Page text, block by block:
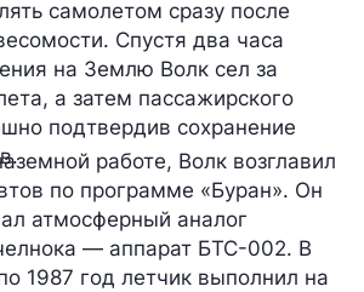
самолетом сразу после
Спустя два часа
на Землю Волк сел за
а затем пассажирского
подтвердив сохранение
работе, Волк возглавил
по программе «Буран». Он
атмосферный аналог
— аппарат БТС-002. В
1987 год летчик выполнил на